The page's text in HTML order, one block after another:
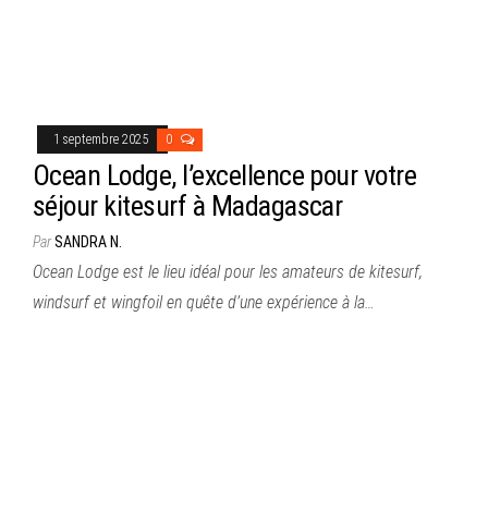
1 septembre 2025 0
Ocean Lodge, l’excellence pour votre
séjour kitesurf à Madagascar
ParSANDRA N.
Ocean Lodge est le lieu idéal pour les amateurs de kitesurf,
windsurf et wingfoil en quête d’une expérience à la…